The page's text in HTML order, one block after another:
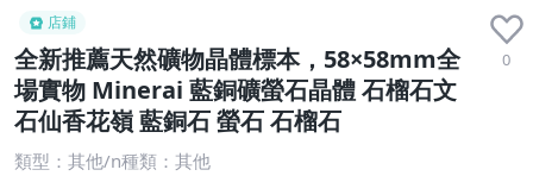
店鋪
全新推薦天然礦物晶體標本，58×58mm全
場實物 Minerai 藍銅礦螢石晶體 石榴石文
石仙香花嶺 藍銅石 螢石 石榴石
0
類型：其他/n種類：其他